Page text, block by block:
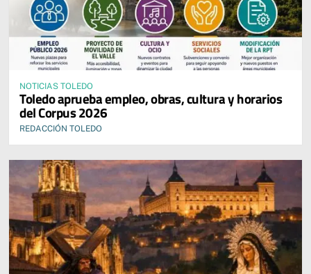
NOTICIAS TOLEDO
Toledo aprueba empleo, obras, cultura y horarios
del Corpus 2026
REDACCIÓN TOLEDO